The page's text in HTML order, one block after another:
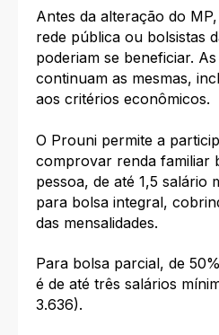
Antes da alteração do
rede pública ou bolsistas
poderiam se beneficiar.
continuam as mesmas,
aos critérios econômicos.
O Prouni permite a
comprovar renda familiar
pessoa, de até 1,5 salário
para bolsa integral,
das mensalidades.
Para bolsa parcial, de
é de até três salários
3.636).